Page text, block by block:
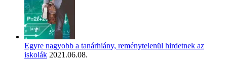
Egyre nagyobb a tanárhiány, reménytelenül hirdetnek az
iskolák 2021.06.08.